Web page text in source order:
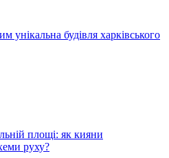
унікальна будівля харківського
площі: як кияни
руху?